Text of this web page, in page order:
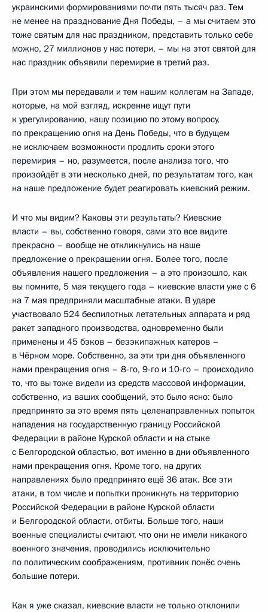
украинскими формированиями почти пять тысяч раз. Тем
не менее на празднование Дня Победы, – а мы считаем это
тоже святым для нас праздником, представить только себе
можно, 27 миллионов у нас потери, – мы на этот святой для
нас праздник объявили перемирие в третий раз.
При этом мы передавали и тем нашим коллегам на Западе,
которые, на мой взгляд, искренне ищут пути
к урегулированию, нашу позицию по этому вопросу,
по прекращению огня на День Победы, что в будущем
не исключаем возможности продлить сроки этого
перемирия – но, разумеется, после анализа того, что
произойдёт в эти несколько дней, по результатам того, как
на наше предложение будет реагировать киевский режим.
И что мы видим? Каковы эти результаты? Киевские
власти – вы, собственно говоря, сами это все видите
прекрасно – вообще не откликнулись на наше
предложение о прекращении огня. Более того, после
объявления нашего предложения – а это произошло, как
вы помните, 5 мая текущего года – киевские власти уже с 6
на 7 мая предприняли масштабные атаки. В ударе
участвовало 524 беспилотных летательных аппарата и ряд
ракет западного производства, одновременно были
применены и 45 бэков – безэкипажных катеров –
в Чёрном море. Собственно, за эти три дня объявленного
нами прекращения огня – 8-го, 9-го и 10-го – происходило
то, что вы тоже видели из средств массовой информации,
собственно, из ваших сообщений, это было ясно: было
предпринято за это время пять целенаправленных попыток
нападения на государственную границу Российской
Федерации в районе Курской области и на стыке
с Белгородской областью, вот именно в дни объявленного
нами прекращения огня. Кроме того, на других
направлениях было предпринято ещё 36 атак. Все эти
атаки, в том числе и попытки проникнуть на территорию
Российской Федерации в районе Курской области
и Белгородской области, отбиты. Больше того, наши
военные специалисты считают, что они не имели никакого
военного значения, проводились исключительно
по политическим соображениям, противник понёс очень
большие потери.
Как я уже сказал, киевские власти не только отклонили